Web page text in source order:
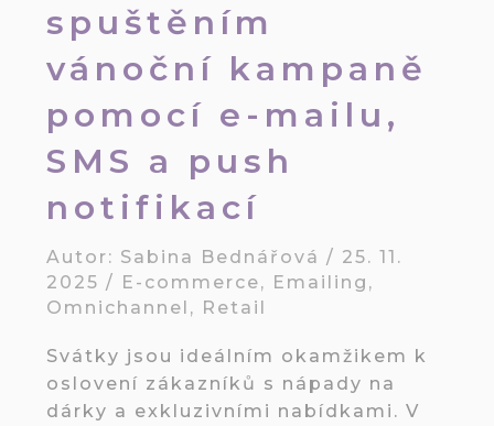
spuštěním
vánoční kampaně
pomocí e-mailu,
SMS a push
notifikací
Autor: Sabina Bednářová / 25. 11.
2025/ E-commerce, Emailing ,
Omnichannel , Retail
Svátky jsou ideálním okamžikem k
oslovení zákazníků s nápady na
dárky a exkluzivními nabídkami. V